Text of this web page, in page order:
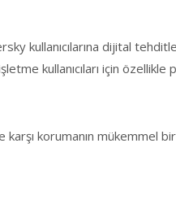
kullanıcılarına dijital
kullanıcıları için özellikle
korumanın mükemmel bir